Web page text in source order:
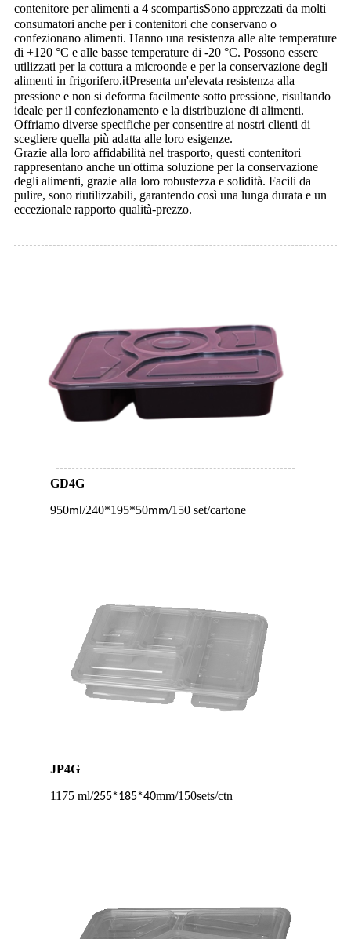
contenitore per alimenti a 4 scompartisSono apprezzati da molti
consumatori anche per i contenitori che conservano o
confezionano alimenti. Hanno una resistenza alle alte temperature
di +120 °C e alle basse temperature di -20 °C. Possono essere
utilizzati per la cottura a microonde e per la conservazione degli
alimenti in frigorifero.itPresenta un'elevata resistenza alla
pressione e non si deforma facilmente sotto pressione, risultando
ideale per il confezionamento e la distribuzione di alimenti.
Offriamo diverse specifiche per consentire ai nostri clienti di
scegliere quella più adatta alle loro esigenze.
Grazie alla loro affidabilità nel trasporto, questi contenitori
rappresentano anche un'ottima soluzione per la conservazione
degli alimenti, grazie alla loro robustezza e solidità. Facili da
pulire, sono riutilizzabili, garantendo così una lunga durata e un
eccezionale rapporto qualità-prezzo.
GD4G
950ml /240*195*50mm/150 set/cartone
JP4G
1175 ml/255*185*40mm/150sets/ctn